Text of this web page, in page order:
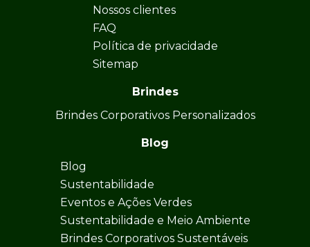
Nossos clientes
FAQ
Política de privacidade
Sitemap
Brindes
Brindes Corporativos Personalizados
Blog
Blog
Sustentabilidade
Eventos e Ações Verdes
Sustentabilidade e Meio Ambiente
Brindes Corporativos Sustentáveis